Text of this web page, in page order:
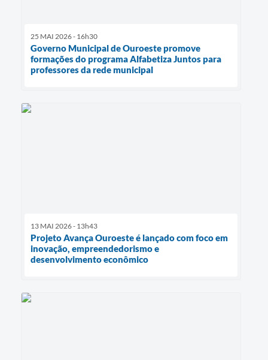
25 MAI 2026 - 16h30
Governo Municipal de Ouroeste promove
formações do programa Alfabetiza Juntos para
professores da rede municipal
13 MAI 2026 - 13h43
Projeto Avança Ouroeste é lançado com foco em
inovação, empreendedorismo e
desenvolvimento econômico